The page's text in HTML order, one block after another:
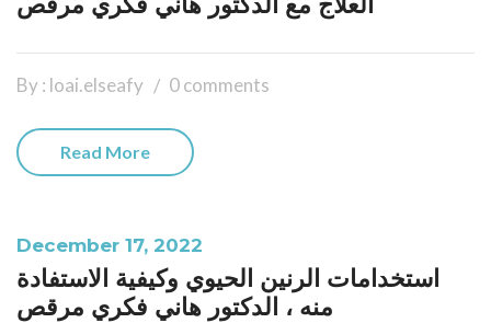
By : loai.elseafy 0 comments
Read More
December 17, 2022
استخدامات الرنين الحيوي وكيفية الاستفادة
منه ، الدكتور هاني فكري مرقص